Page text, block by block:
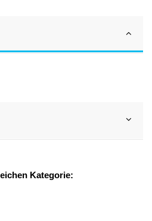
Kategorie: